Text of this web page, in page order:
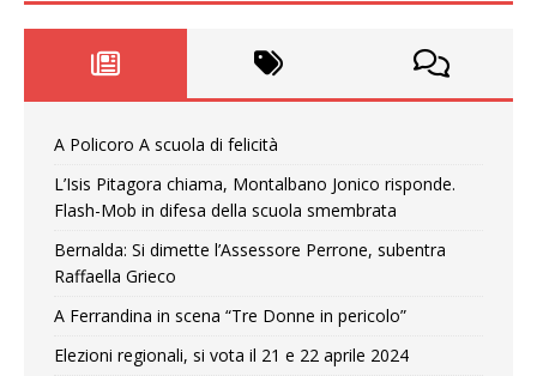
A Policoro A scuola di felicità
L’Isis Pitagora chiama, Montalbano Jonico risponde.
Flash-Mob in difesa della scuola smembrata
Bernalda: Si dimette l’Assessore Perrone, subentra
Raffaella Grieco
A Ferrandina in scena “Tre Donne in pericolo”
Elezioni regionali, si vota il 21 e 22 aprile 2024